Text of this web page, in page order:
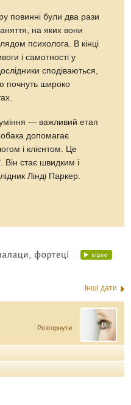
повинні були два рази
на яких вони
психолога. В кінці
і самотності у
сподіваються,
почнуть широко
— важливий етап
допомагає
і клієнтом. Це
Він стає швидким і
Лінді Паркер.
Інші дати
Розгорнути